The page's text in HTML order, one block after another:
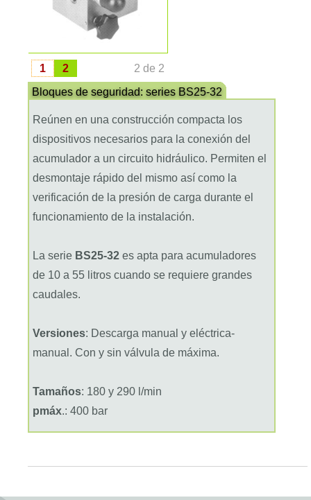
1 2 2 de 2
Reúnen en una construcción compacta los
dispositivos necesarios para la conexión del
acumulador a un circuito hidráulico. Permiten el
desmontaje rápido del mismo así como la
verificación de la presión de carga durante el
funcionamiento de la instalación.
La serie BS25-32 es apta para acumuladores
de 10 a 55 litros cuando se requiere grandes
caudales.
Versiones: Descarga manual y eléctrica-
manual. Con y sin válvula de máxima.
Tamaños: 180 y 290 l/min
pmáx.: 400 bar